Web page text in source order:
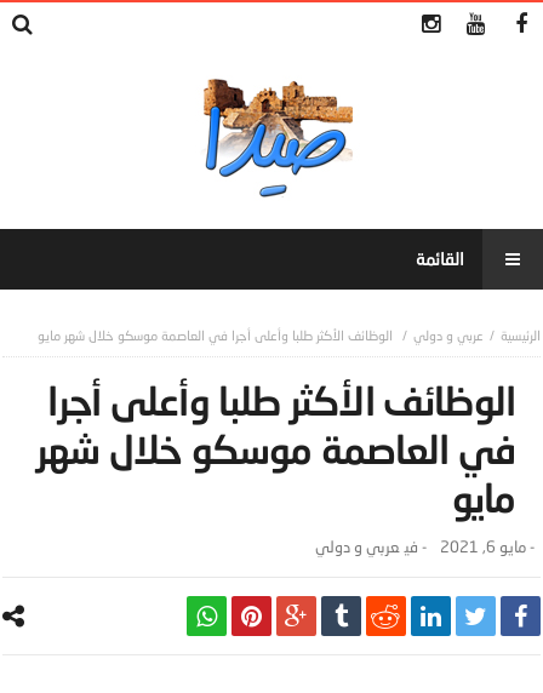
عربي و دولي الوظائف الأكثر طلبا وأعلى أجرا في العاصمة موسكو خلال شهر مايو
الوظائف الأكثر طلبا وأعلى أجرا
في العاصمة موسكو خلال شهر
مايو
-مايو 6, 2021 - ‎في عربي و دولي